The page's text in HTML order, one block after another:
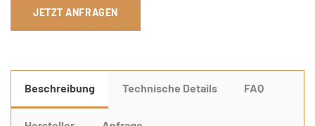
JETZT ANFRAGEN
Beschreibung Technische Details FAQ